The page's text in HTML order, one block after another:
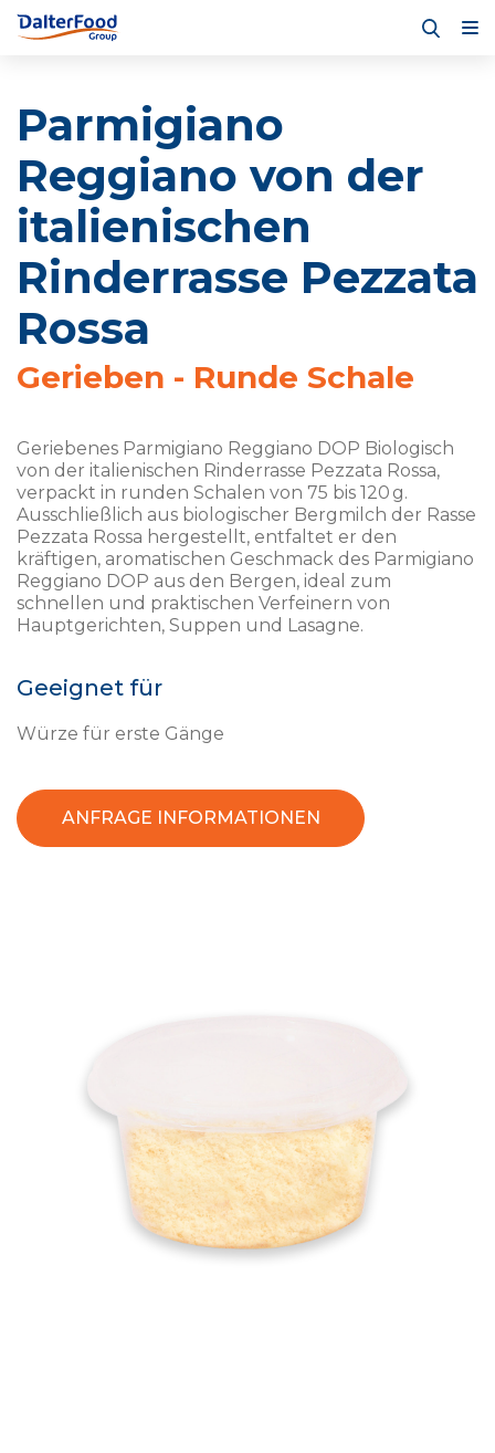
Parmigiano
Reggiano von der
italienischen
Rinderrasse Pezzata
Rossa
Gerieben - Runde Schale
Geriebenes Parmigiano Reggiano DOP Biologisch
von der italienischen Rinderrasse Pezzata Rossa,
verpackt in runden Schalen von 75 bis 120 g.
Ausschließlich aus biologischer Bergmilch der Rasse
Pezzata Rossa hergestellt, entfaltet er den
kräftigen, aromatischen Geschmack des Parmigiano
Reggiano DOP aus den Bergen, ideal zum
schnellen und praktischen Verfeinern von
Hauptgerichten, Suppen und Lasagne.
Geeignet für
Würze für erste Gänge
ANFRAGE INFORMATIONEN